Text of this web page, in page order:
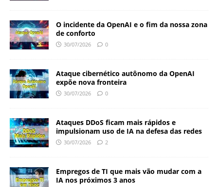
O incidente da OpenAI e o fim da nossa zona
de conforto
30/07/2026 0
Ataque cibernético autônomo da OpenAI
expõe nova fronteira
30/07/2026 0
Ataques DDoS ficam mais rápidos e
impulsionam uso de IA na defesa das redes
30/07/2026 2
Empregos de TI que mais vão mudar com a
IA nos próximos 3 anos